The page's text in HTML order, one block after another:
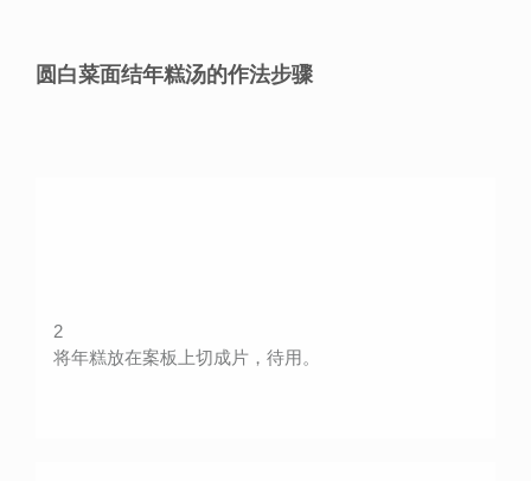
圆白菜面结年糕汤的作法步骤
2
将年糕放在案板上切成片，待用。